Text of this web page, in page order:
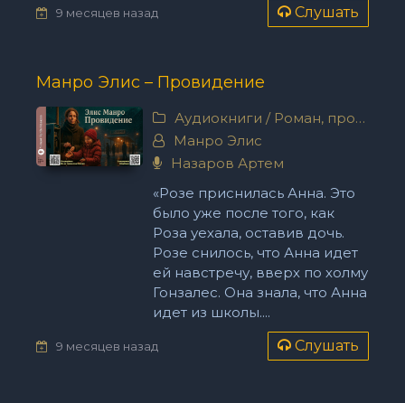
9 месяцев назад Слушать
Манро Элис – Провидение
Аудиокниги / Роман, проза
Манро Элис
Назаров Артем
«Розе приснилась Анна. Это
было уже после того, как
Роза уехала, оставив дочь.
Розе снилось, что Анна идет
ей навстречу, вверх по холму
Гонзалес. Она знала, что Анна
идет из школы....
9 месяцев назад Слушать